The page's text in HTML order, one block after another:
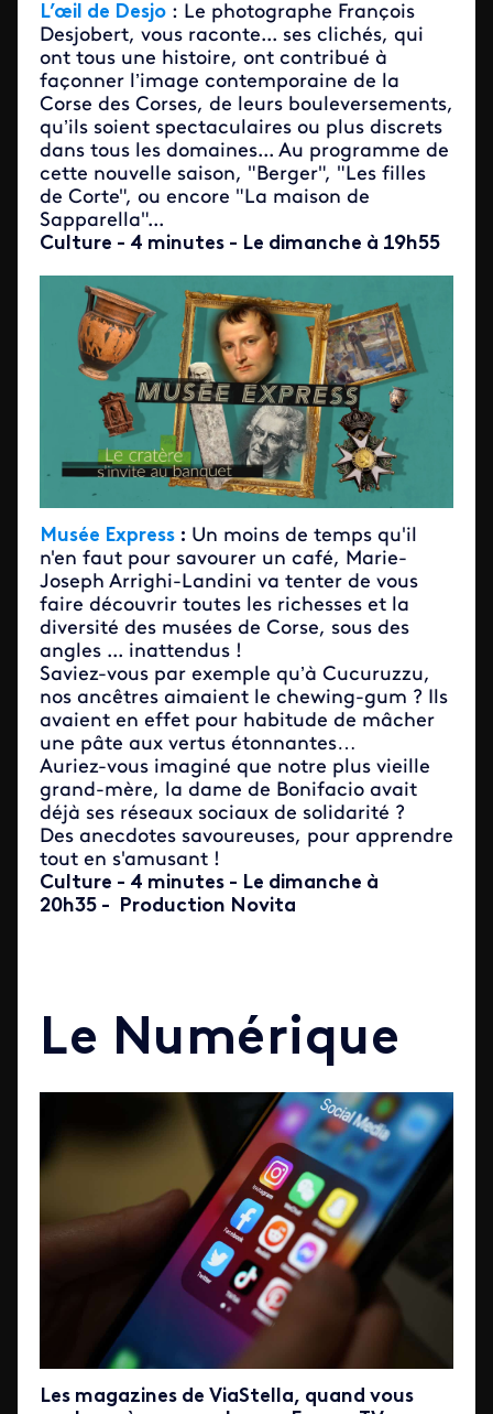
L’œil de Desjo : Le photographe François
Desjobert, vous raconte... ses clichés, qui
ont tous une histoire, ont contribué à
façonner l’image contemporaine de la
Corse des Corses, de leurs bouleversements,
qu’ils soient spectaculaires ou plus discrets
dans tous les domaines... Au programme de
cette nouvelle saison, "Berger", "Les filles
de Corte", ou encore "La maison de
Sapparella"...
Culture - 4 minutes - Le dimanche à 19h55
Musée Express : Un moins de temps qu'il
n'en faut pour savourer un café, Marie-
Joseph Arrighi-Landini va tenter de vous
faire découvrir toutes les richesses et la
diversité des musées de Corse, sous des
angles ... inattendus !
Saviez-vous par exemple qu’à Cucuruzzu,
nos ancêtres aimaient le chewing-gum ? Ils
avaient en effet pour habitude de mâcher
une pâte aux vertus étonnantes…
Auriez-vous imaginé que notre plus vieille
grand-mère, la dame de Bonifacio avait
déjà ses réseaux sociaux de solidarité ?
Des anecdotes savoureuses, pour apprendre
tout en s'amusant !
Culture - 4 minutes - Le dimanche à
20h35 - Production Novita
Le Numérique
Les magazines de ViaStella, quand vous